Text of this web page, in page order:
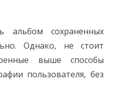
альбом сохраненных
Однако, не стоит
выше способы
пользователя, без